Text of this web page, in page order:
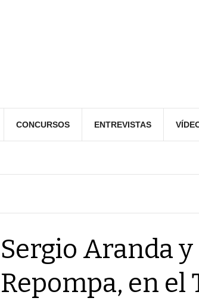
CONCURSOS ENTREVISTAS
Sergio Aranda y
Repompa, en el